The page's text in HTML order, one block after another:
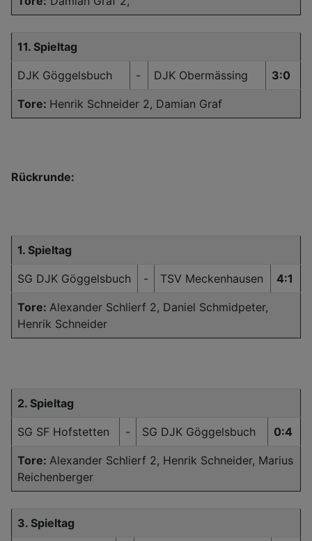
11. Spieltag
DJK Göggelsbuch - DJK Obermässing 3:0
Tore: Henrik Schneider 2, Damian Graf
Rückrunde:
1. Spieltag
SG DJK Göggelsbuch - TSV Meckenhausen 4:1
Tore: Alexander Schlierf 2, Daniel Schmidpeter,
Henrik Schneider
2. Spieltag
SG SF Hofstetten - SG DJK Göggelsbuch 0:4
Tore: Alexander Schlierf 2, Henrik Schneider, Marius
Reichenberger
3. Spieltag